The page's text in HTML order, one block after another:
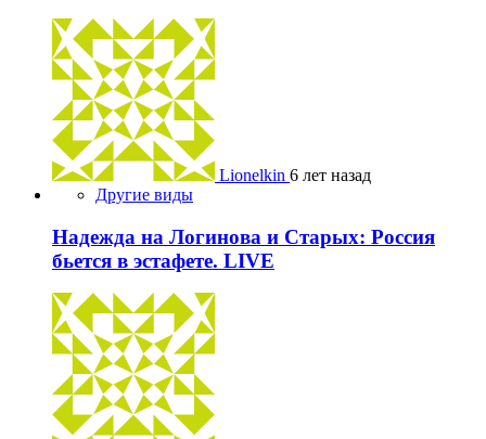
Lionelkin 6 лет назад
Другие виды
Надежда на Логинова и Старых: Россия
бьется в эстафете. LIVE